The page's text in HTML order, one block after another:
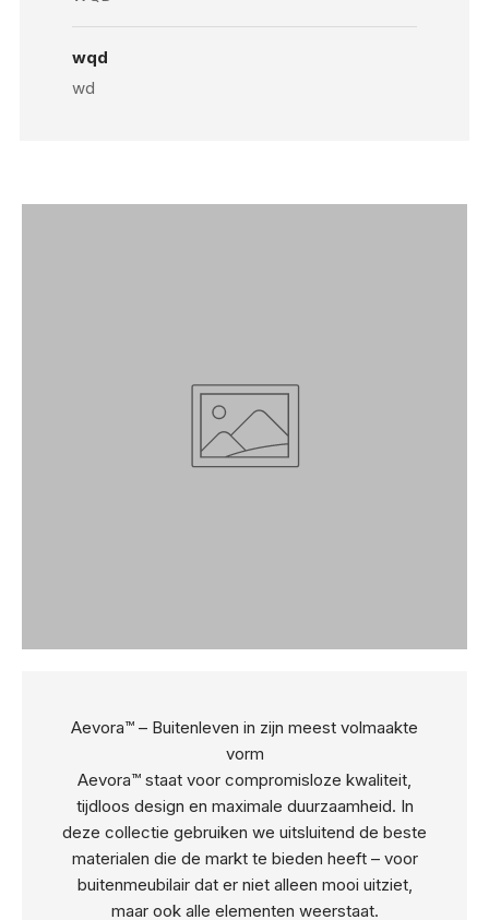
wqd
wd
Aevora™ – Buitenleven in zijn meest volmaakte
vorm
Aevora™ staat voor compromisloze kwaliteit,
tijdloos design en maximale duurzaamheid. In
deze collectie gebruiken we uitsluitend de beste
materialen die de markt te bieden heeft – voor
buitenmeubilair dat er niet alleen mooi uitziet,
maar ook alle elementen weerstaat.